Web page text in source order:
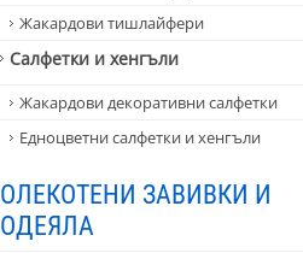
Жакардови тишлайфери
Салфетки и хенгъли
Жакардови декоративни салфетки
Едноцветни салфетки и хенгъли
ОЛЕКОТЕНИ ЗАВИВКИ И
ОДЕЯЛА